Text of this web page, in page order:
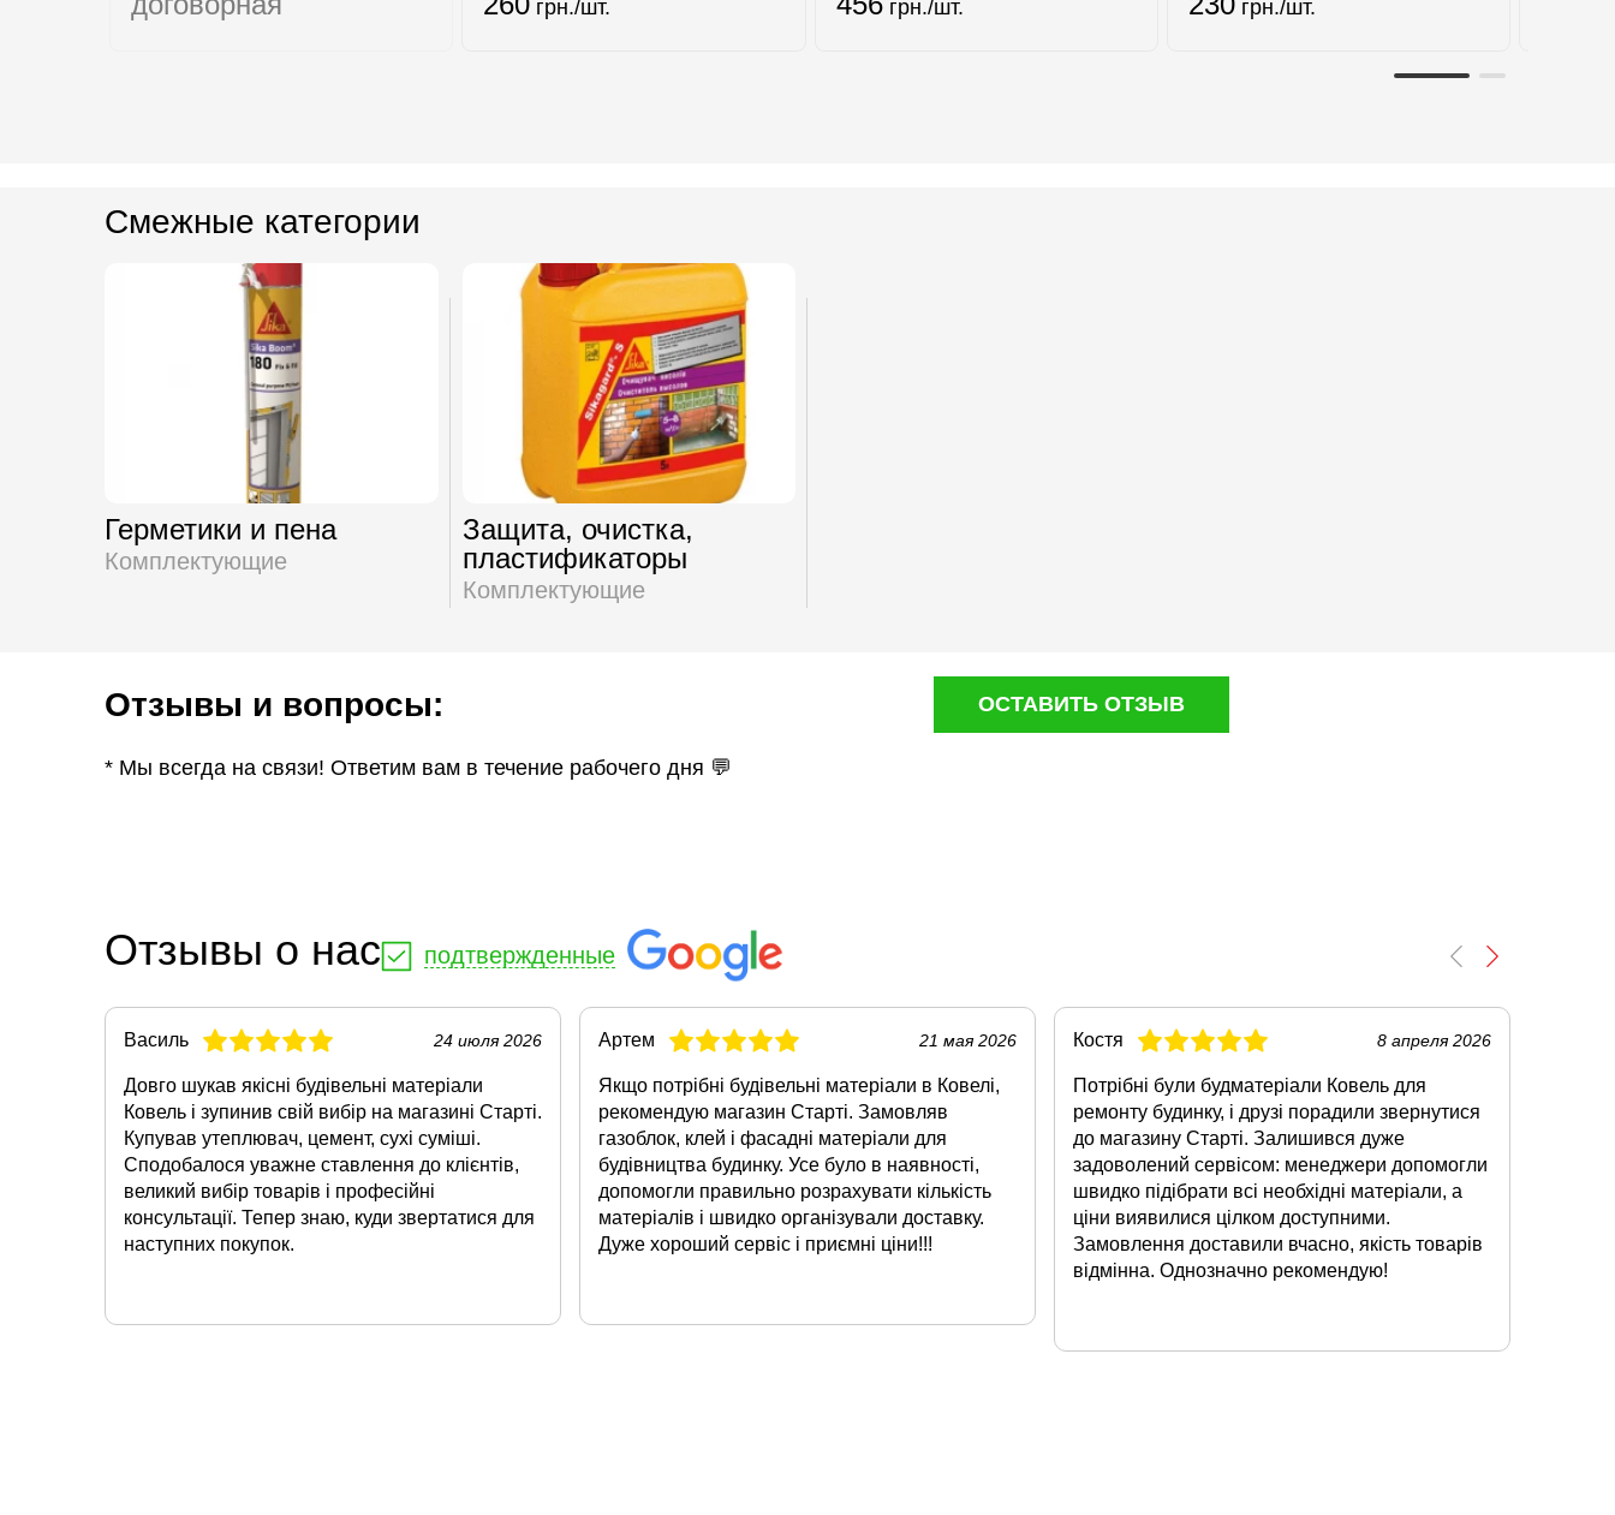
грн./шт. грн./шт. грн./шт.
Смежные категории
Герметики и пена
Комплектующие
Защита, очистка,
пластификаторы
Комплектующие
Отзывы и вопросы: ОСТАВИТЬ ОТЗЫВ
* Мы всегда на связи! Ответим вам в течение рабочего дня 💬
Отзывы о нас подтвержденные
Василь 24 июля 2026
Довго шукав якісні будівельні матеріали
Ковель і зупинив свій вибір на магазині Старті.
Купував утеплювач, цемент, сухі суміші.
Сподобалося уважне ставлення до клієнтів,
великий вибір товарів і професійні
консультації. Тепер знаю, куди звертатися для
наступних покупок.
Артем 21 мая 2026
Якщо потрібні будівельні матеріали в Ковелі,
рекомендую магазин Старті. Замовляв
газоблок, клей і фасадні матеріали для
будівництва будинку. Усе було в наявності,
допомогли правильно розрахувати кількість
матеріалів і швидко організували доставку.
Дуже хороший сервіс і приємні ціни!!!
Костя 8 апреля 2026
Потрібні були будматеріали Ковель для
ремонту будинку, і друзі порадили звернутися
до магазину Старті. Залишився дуже
задоволений сервісом: менеджери допомогли
швидко підібрати всі необхідні матеріали, а
ціни виявилися цілком доступними.
Замовлення доставили вчасно, якість товарів
відмінна. Однозначно рекомендую!